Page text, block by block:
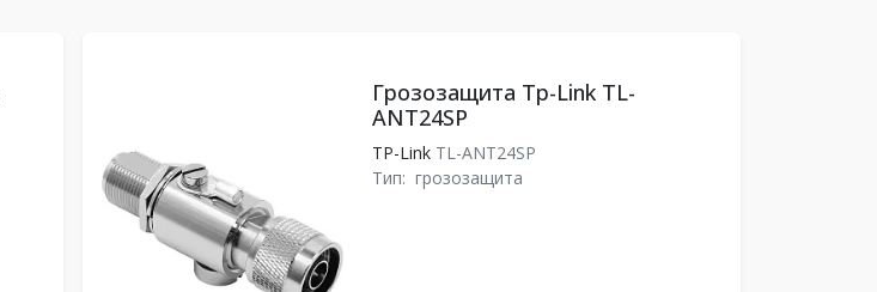
Грозозащита Tp-Link TL-
ANT24SP
TP-LinkTL-ANT24SP
Тип: грозозащита